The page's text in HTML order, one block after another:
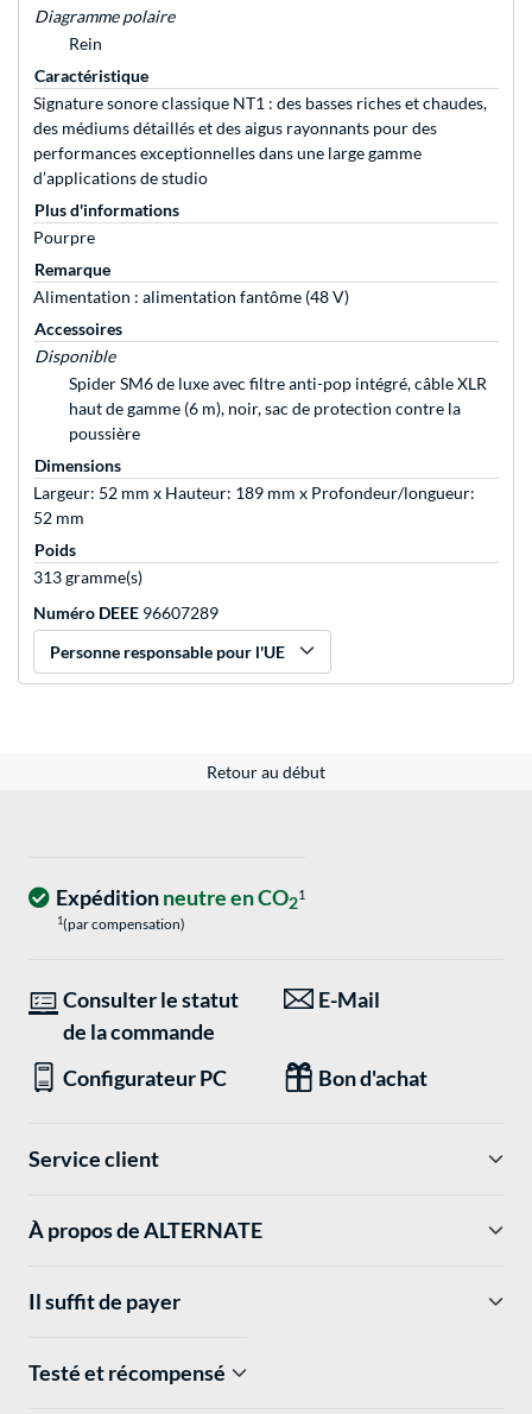
Diagramme polaire
Rein
Caractéristique
Signature sonore classique NT1 : des basses riches et chaudes,
des médiums détaillés et des aigus rayonnants pour des
performances exceptionnelles dans une large gamme
d’applications de studio
Plus d'informations
Pourpre
Remarque
Alimentation : alimentation fantôme (48 V)
Accessoires
Disponible
Spider SM6 de luxe avec filtre anti-pop intégré, câble XLR
haut de gamme (6 m), noir, sac de protection contre la
poussière
Dimensions
Largeur: 52 mm x Hauteur: 189 mm x Profondeur/longueur:
52 mm
Poids
313 gramme(s)
Numéro DEEE 96607289
Personne responsable pour l'UE
Retour au début
Expéditionneutre en CO21
1(par compensation)
Consulter le statut
de la commande
E-Mail
Configurateur PC Bon d'achat
Service client
À propos de ALTERNATE
Il suffit de payer
Testé et récompensé